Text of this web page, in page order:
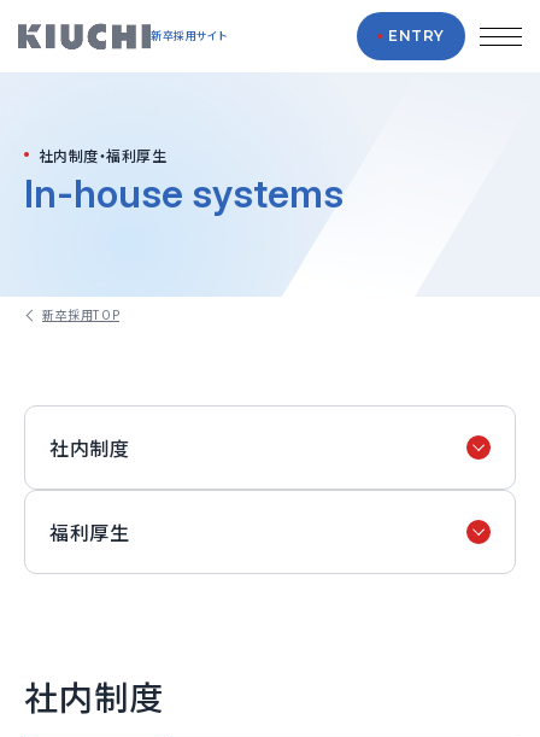
新卒採用サイト ENTRY
社内制度・福利厚生
In-house systems
新卒採用TOP
社内制度
福利厚生
社内制度